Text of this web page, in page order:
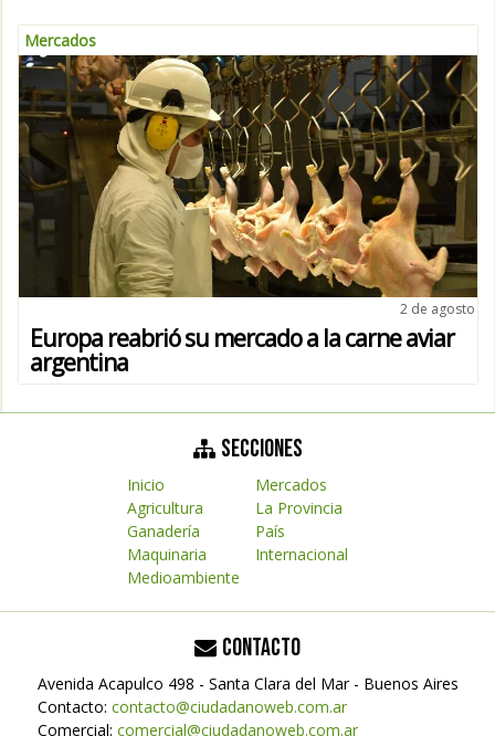
Mercados
2 de agosto
Europa reabrió su mercado a la carne aviar
argentina
SECCIONES
Inicio
Agricultura
Ganadería
Maquinaria
Medioambiente
Mercados
La Provincia
País
Internacional
CONTACTO
Avenida Acapulco 498 - Santa Clara del Mar - Buenos Aires
Contacto: contacto@ciudadanoweb.com.ar
Comercial: comercial@ciudadanoweb.com.ar